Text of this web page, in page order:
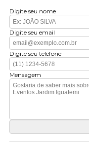
Digite seu nome
Digite seu email
Digite seu telefone
Mensagem